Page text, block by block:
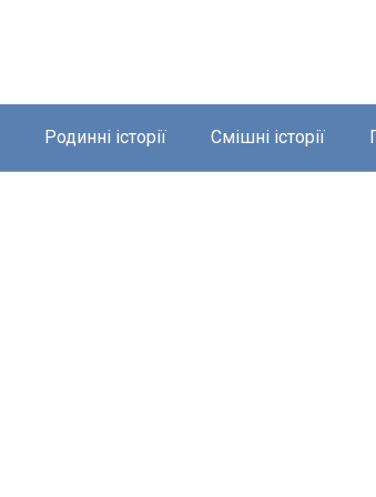
Родинні історії Смішні історії